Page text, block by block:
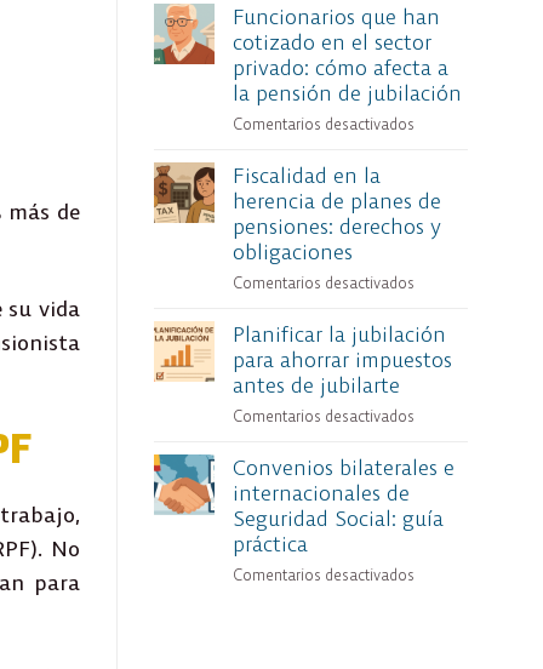
de
su vida
,
No
para
de
la
jubilación
activa:
y
tu
Funcionarios que han
cotizado en el sector
privado: cómo afecta a
la pensión de jubilación
Comentarios desactivados
han
cotizado
cómo
afecta
de
Fiscalidad en la
herencia de planes de
pensiones: derechos y
obligaciones
Comentarios desactivados
en
la
pensiones:
y
Planificar la jubilación
para ahorrar impuestos
antes de jubilarte
Comentarios desactivados
la
para
Convenios bilaterales e
internacionales de
Seguridad Social: guía
práctica
Comentarios desactivados